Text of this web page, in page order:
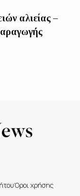
αλιείας –
Όροι χρήσης